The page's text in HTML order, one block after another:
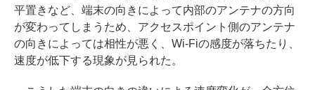
平置きなど、端末の向きによって内部のアンテナの方向
が変わってしまうため、アクセスポイント側のアンテナ
の向きによっては相性が悪く、Wi-Fiの感度が落ちたり、
速度が低下する現象が見られた。